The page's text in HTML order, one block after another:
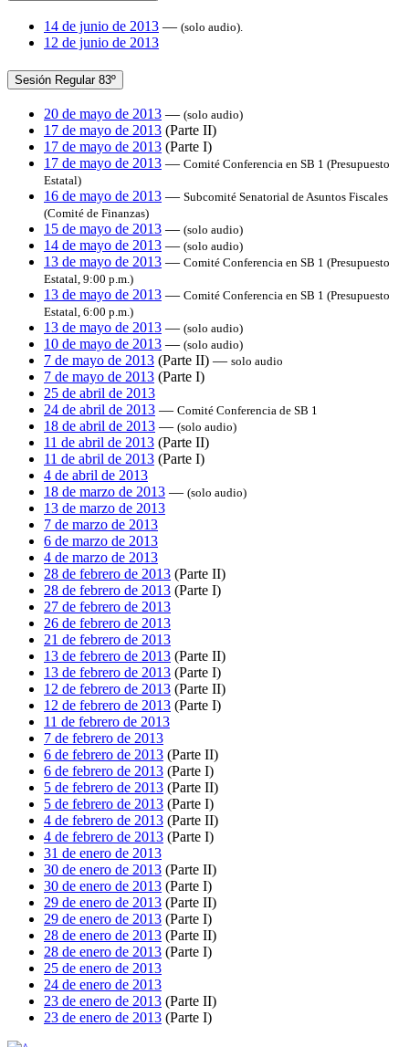
14 de junio de 2013 — (solo audio).
12 de junio de 2013
Sesión Regular 83º
20 de mayo de 2013 — (solo audio)
17 de mayo de 2013 (Parte II)
17 de mayo de 2013 (Parte I)
17 de mayo de 2013 — Comité Conferencia en SB 1 (Presupuesto
Estatal)
16 de mayo de 2013 — Subcomité Senatorial de Asuntos Fiscales
(Comité de Finanzas)
15 de mayo de 2013 — (solo audio)
14 de mayo de 2013 — (solo audio)
13 de mayo de 2013 — Comité Conferencia en SB 1 (Presupuesto
Estatal, 9:00 p.m.)
13 de mayo de 2013 — Comité Conferencia en SB 1 (Presupuesto
Estatal, 6:00 p.m.)
13 de mayo de 2013 — (solo audio)
10 de mayo de 2013 — (solo audio)
7 de mayo de 2013 (Parte II) — solo audio
7 de mayo de 2013 (Parte I)
25 de abril de 2013
24 de abril de 2013 — Comité Conferencia de SB 1
18 de abril de 2013 — (solo audio)
11 de abril de 2013 (Parte II)
11 de abril de 2013 (Parte I)
4 de abril de 2013
18 de marzo de 2013 — (solo audio)
13 de marzo de 2013
7 de marzo de 2013
6 de marzo de 2013
4 de marzo de 2013
28 de febrero de 2013 (Parte II)
28 de febrero de 2013 (Parte I)
27 de febrero de 2013
26 de febrero de 2013
21 de febrero de 2013
13 de febrero de 2013 (Parte II)
13 de febrero de 2013 (Parte I)
12 de febrero de 2013 (Parte II)
12 de febrero de 2013 (Parte I)
11 de febrero de 2013
7 de febrero de 2013
6 de febrero de 2013 (Parte II)
6 de febrero de 2013 (Parte I)
5 de febrero de 2013 (Parte II)
5 de febrero de 2013 (Parte I)
4 de febrero de 2013 (Parte II)
4 de febrero de 2013 (Parte I)
31 de enero de 2013
30 de enero de 2013 (Parte II)
30 de enero de 2013 (Parte I)
29 de enero de 2013 (Parte II)
29 de enero de 2013 (Parte I)
28 de enero de 2013 (Parte II)
28 de enero de 2013 (Parte I)
25 de enero de 2013
24 de enero de 2013
23 de enero de 2013 (Parte II)
23 de enero de 2013 (Parte I)